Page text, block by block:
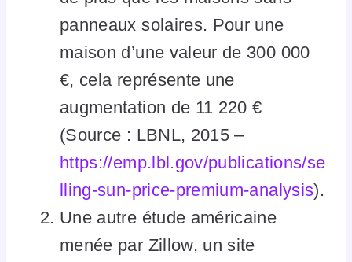
panneaux solaires. Pour une
maison d’une valeur de 300 000
€, cela représente une
augmentation de 11 220 €
(Source : LBNL, 2015 –
https://emp.lbl.gov/publications/se
lling-sun-price-premium-analysis).
Une autre étude américaine
menée par Zillow, un site